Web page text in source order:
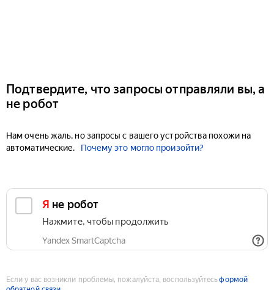
Подтвердите, что запросы отправляли вы, а
не робот
Нам очень жаль, но запросы с вашего устройства похожи на
автоматические.
Почему это могло произойти?
Я не робот
Нажмите, чтобы продолжить
Yandex SmartCaptcha
Если у вас возникли проблемы, пожалуйста, воспользуйтесьформой